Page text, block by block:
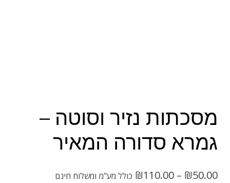
מסכתות נזיר וסוטה –
גמרא סדורה המאיר
₪50.00
–
₪110.00
טווח
כולל מע"מ ומשלוח חינם